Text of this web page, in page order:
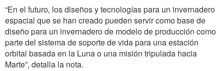
“En el futuro, los diseños y tecnologías para un invernadero
espacial que se han creado pueden servir como base de
diseño para un invernadero de modelo de producción como
parte del sistema de soporte de vida para una estación
orbital basada en la Luna o una misión tripulada hacia
Marte”, detalla la nota.